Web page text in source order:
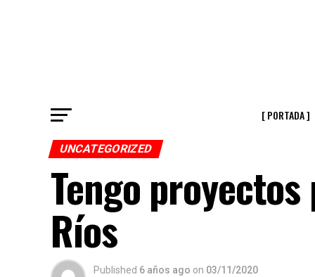
[ PORTADA ]
UNCATEGORIZED
Tengo
Ríos
Published 6 años ago on 03/11/2020